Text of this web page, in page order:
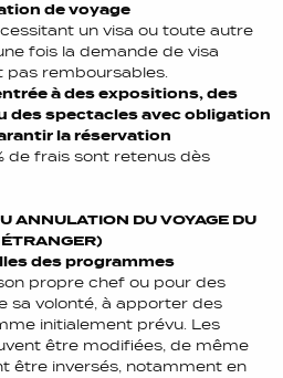
de voyage
un visa ou toute autre
fois la demande de visa
pas remboursables.
à des expositions, des
des spectacles avec obligation
la réservation
de frais sont retenus dès
ANNULATION DU VOYAGE DU
des programmes
propre chef ou pour des
sa volonté, à apporter des
initialement prévu. Les
être modifiées, de même
être inversés, notamment en